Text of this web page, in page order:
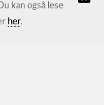
Kréatif
kan også lese
her.